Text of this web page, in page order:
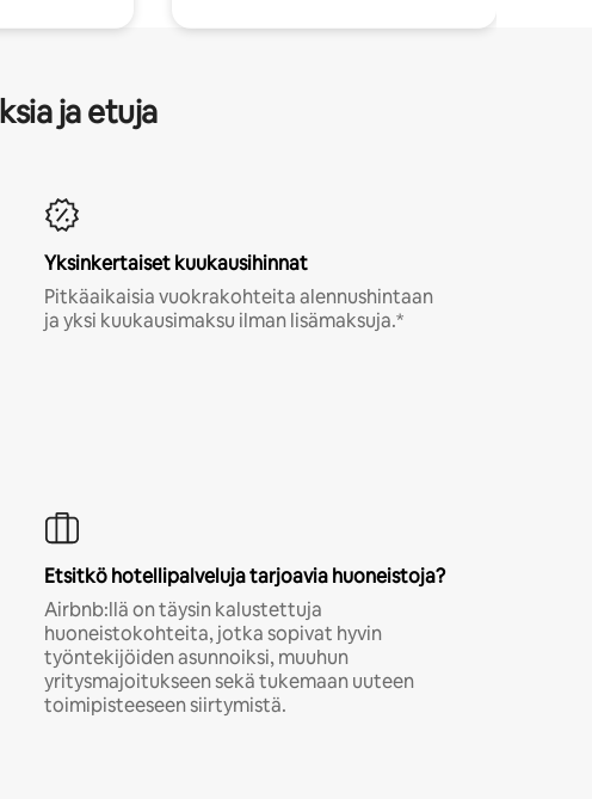
ja etuja
Yksinkertaiset kuukausihinnat
Pitkäaikaisia vuokrakohteita alennushintaan
ja yksi kuukausimaksu ilman lisämaksuja.*
Etsitkö hotellipalveluja tarjoavia huoneistoja?
Airbnb:llä on täysin kalustettuja
huoneistokohteita, jotka sopivat hyvin
työntekijöiden asunnoiksi, muuhun
yritysmajoitukseen sekä tukemaan uuteen
toimipisteeseen siirtymistä.